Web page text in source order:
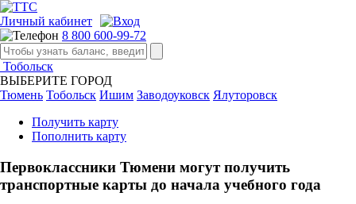
Личный кабинет
8 800 600-99-72
Тобольск
ВЫБЕРИТЕ ГОРОД
Тюмень Тобольск Ишим Заводоуковск Ялуторовск
Получить карту
Пополнить карту
Первоклассники Тюмени могут получить
транспортные карты до начала учебного года